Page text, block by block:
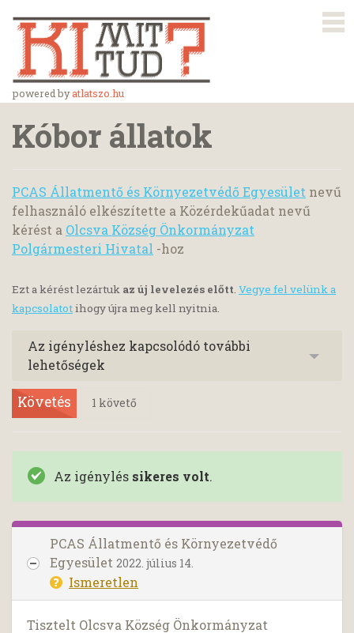
powered byatlatszo.hu
Kóbor állatok
PCAS Állatmentő és Környezetvédő Egyesület nevű
felhasználó elkészítette a Közérdekűadat nevű
kérést a Olcsva Község Önkormányzat
Polgármesteri Hivatal -hoz
Ezt a kérést lezártuk az új levelezés előtt. Vegye fel velünk a
kapcsolatotihogy újra meg kell nyitnia.
Az igényléshez kapcsolódó további
lehetőségek
Követés 1 követő
Az igénylés sikeres volt.
PCAS Állatmentő és Környezetvédő
Egyesület 2022. július 14.
Ismeretlen
Tisztelt Olcsva Község Önkormányzat